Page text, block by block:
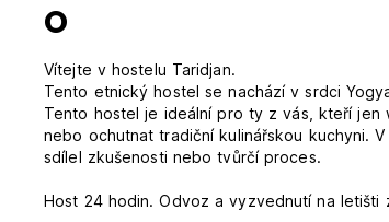
O
Vítejte v hostelu Taridjan.
Tento etnický hostel se nachází v srdci
Tento hostel je ideální pro ty z vás, kteří jen
nebo ochutnat tradiční kulinářskou kuchyni.
sdílel zkušenosti nebo tvůrčí proces.
Host 24 hodin. Odvoz a vyzvednutí na letišti